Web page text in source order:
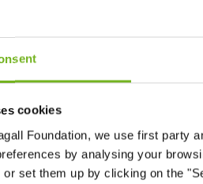
cookies
Foundation, we use first party
by analysing your
set them up by clicking on the
del Alzheimer?
del día a día.
afectada.
Alzheimer.